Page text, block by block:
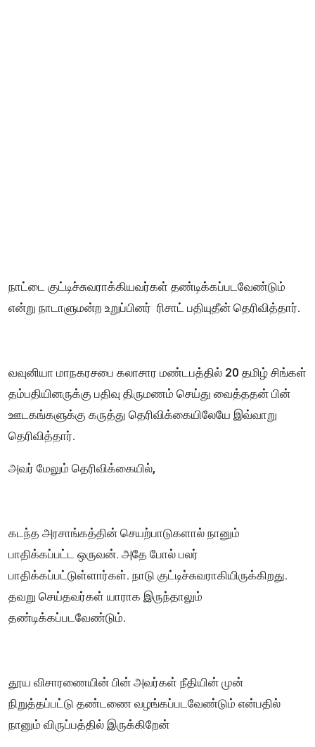
நாட்டை குட்டிச்சுவராக்கியவர்கள் தண்டிக்கப்படவேண்டும்
என்று நாடாளுமன்ற உறுப்பினர் ரிசாட் பதியுதீன் தெரிவித்தார்.
வவுனியா மாநகரசபை கலாசார மண்டபத்தில் 20 தமிழ் சிங்கள்
தம்பதியினருக்கு பதிவு திருமணம் செய்து வைத்ததன் பின்
ஊடகங்களுக்கு கருத்து தெரிவிக்கையிலேயே இவ்வாறு
தெரிவித்தார்.
அவர் மேலும் தெரிவிக்கையில்,
கடந்த அரசாங்கத்தின் செயற்பாடுகளால் நானும்
பாதிக்கப்பட்ட ஒருவன். அதே போல் பலர்
பாதிக்கப்பட்டுள்ளார்கள். நாடு குட்டிச்சுவராகியிருக்கிறது.
தவறு செய்தவர்கள் யாராக இருந்தாலும்
தண்டிக்கப்படவேண்டும்.
தூய விசாரணையின் பின் அவர்கள் நீதியின் முன்
நிறுத்தப்பட்டு தண்டணை வழங்கப்படவேண்டும் என்பதில்
நானும் விருப்பத்தில் இருக்கிறேன்